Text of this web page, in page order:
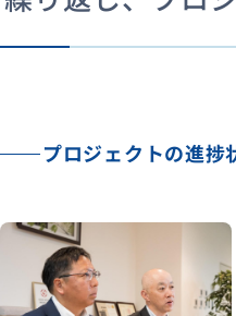
プロジェクトの進捗